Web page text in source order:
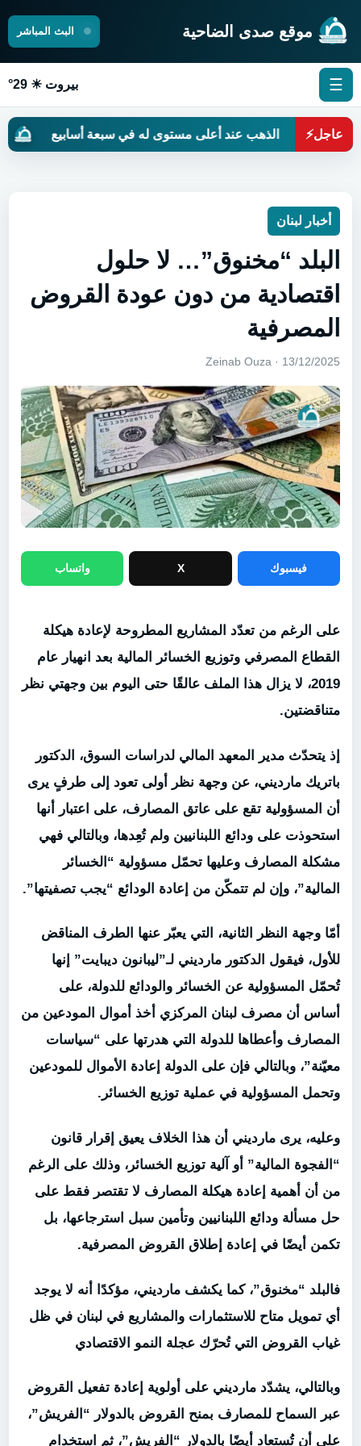
موقع صدى الضاحية البث المباشر
☰ بيروت ☀ 29°
عاجل⚡
الذهب عند أعلى مستوى له في سبعة أسابيع حين
أخبار لبنان
البلد “مخنوق”… لا حلول
اقتصادية من دون عودة القروض
المصرفية
13/12/2025 · Zeinab Ouza
فيسبوك X واتساب
على الرغم من تعدّد المشاريع المطروحة لإعادة هيكلة
القطاع المصرفي وتوزيع الخسائر المالية بعد انهيار عام
2019، لا يزال هذا الملف عالقًا حتى اليوم بين وجهتي نظر
متناقضتين.
إذ يتحدّث مدير المعهد المالي لدراسات السوق، الدكتور
باتريك مارديني، عن وجهة نظر أولى تعود إلى طرفٍ يرى
أن المسؤولية تقع على عاتق المصارف، على اعتبار أنها
استحوذت على ودائع اللبنانيين ولم تُعِدها، وبالتالي فهي
مشكلة المصارف وعليها تحمّل مسؤولية “الخسائر
المالية”، وإن لم تتمكّن من إعادة الودائع “يجب تصفيتها”.
أمّا وجهة النظر الثانية، التي يعبّر عنها الطرف المناقض
للأول، فيقول الدكتور مارديني لـ”ليبانون ديبايت” إنها
تُحمّل المسؤولية عن الخسائر والودائع للدولة، على
أساس أن مصرف لبنان المركزي أخذ أموال المودعين من
المصارف وأعطاها للدولة التي هدرتها على “سياسات
معيّنة”، وبالتالي فإن على الدولة إعادة الأموال للمودعين
وتحمل المسؤولية في عملية توزيع الخسائر.
وعليه، يرى مارديني أن هذا الخلاف يعيق إقرار قانون
“الفجوة المالية” أو آلية توزيع الخسائر، وذلك على الرغم
من أن أهمية إعادة هيكلة المصارف لا تقتصر فقط على
حل مسألة ودائع اللبنانيين وتأمين سبل استرجاعها، بل
تكمن أيضًا في إعادة إطلاق القروض المصرفية.
فالبلد “مخنوق”، كما يكشف مارديني، مؤكدًا أنه لا يوجد
أي تمويل متاح للاستثمارات والمشاريع في لبنان في ظل
غياب القروض التي تُحرّك عجلة النمو الاقتصادي
وبالتالي، يشدّد مارديني على أولوية إعادة تفعيل القروض
عبر السماح للمصارف بمنح القروض بالدولار “الفريش”،
على أن تُستعاد أيضًا بالدولار “الفريش”، ثم استخدام